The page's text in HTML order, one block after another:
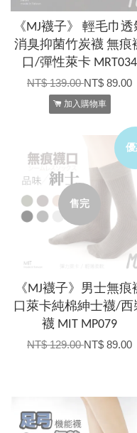
《MJ襪子》 輕毛巾透
消臭抑菌竹炭襪 無痕
口/彈性萊卡 MRT034
NT$ 139.00NT$ 89.00
加入購物車
售完
《MJ襪子》男士無痕
口萊卡純棉紳士襪/西
襪 MIT MP079
NT$ 129.00NT$ 89.00